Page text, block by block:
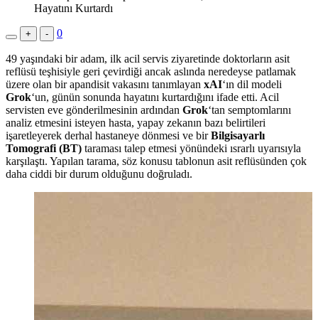
+ - 0
49 yaşındaki bir adam, ilk acil servis ziyaretinde doktorların asit
reflüsü teşhisiyle geri çevirdiği ancak aslında neredeyse patlamak
üzere olan bir apandisit vakasını tanımlayan xAI‘ın dil modeli
Grok‘un, günün sonunda hayatını kurtardığını ifade etti. Acil
servisten eve gönderilmesinin ardından Grok‘tan semptomlarını
analiz etmesini isteyen hasta, yapay zekanın bazı belirtileri
işaretleyerek derhal hastaneye dönmesi ve birBilgisayarlı
Tomografi (BT) taraması talep etmesi yönündeki ısrarlı uyarısıyla
karşılaştı. Yapılan tarama, söz konusu tablonun asit reflüsünden çok
daha ciddi bir durum olduğunu doğruladı.